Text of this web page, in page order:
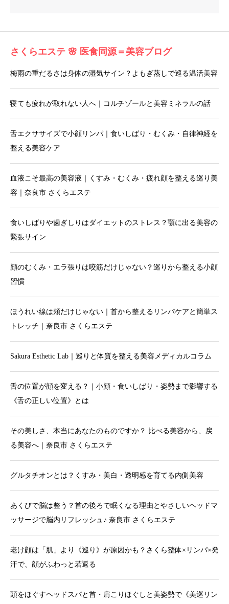
さくらエステ 🌸 医食同源＝美容ブログ
梅雨の重だるさは身体の湿気サイン？よもぎ蒸しで巡る温活美容
寝ても疲れが取れない人へ｜コルチゾールと美容ミネラルの話
舌エクササイズで小顔リンパ｜食いしばり・むくみ・自律神経を
整える美容ケア
血液こそ最高の美容液｜くすみ・むくみ・疲れ顔を整える巡り美
容｜奈良市 さくらエステ
食いしばりや歯ぎしりはダイエットのストレス？顎に出る美容の
緊張サイン
顔のむくみ・エラ張りは咬筋だけじゃない？巡りから整える小顔
習慣
ほうれい線は頬だけじゃない｜首から整えるリンパケアと簡単ス
トレッチ｜奈良市 さくらエステ
Sakura Esthetic Lab｜巡りと体質を整える美容メディカルコラム
舌の位置が顔を変える？｜小顔・食いしばり・姿勢まで影響する
《舌の正しい位置》とは
その美しさ、本当にあなたのものですか？ 比べる美容から、戻
る美容へ｜奈良市 さくらエステ
グルタチオンとは？くすみ・美白・透明感を育てる内側美容
あくびで脳は整う？首の後ろで眠くなる理由とやさしいヘッドマ
ッサージで脳内リフレッシュ♪ 奈良市 さくらエステ
老け顔は「肌」より《巡り》が原因かも？さくら整体×リンパ×発
汗で、顔がふわっと若返る
頭をほぐすヘッドスパと首・肩こりほぐしと美姿勢で《美巡リン